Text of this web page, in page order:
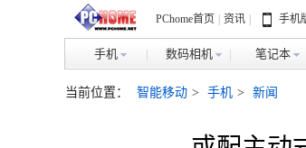
PChome首页 资讯 手机
手机 数码相机 笔记本
当前位置： 智能移动 > 手机 > 新闻